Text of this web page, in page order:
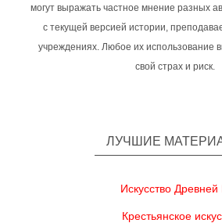
могут выражать частное мнение разных
с текущей версией истории,
учреждениях. Любое их использование
свой страх и риск.
ЛУЧШИЕ
Искусство Древней
Крестьянское